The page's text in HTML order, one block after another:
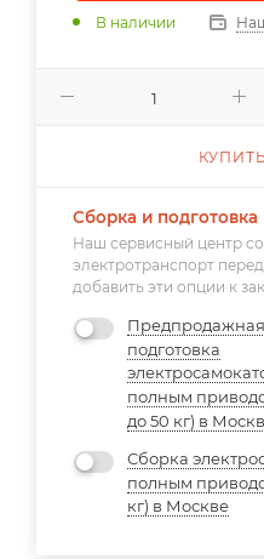
В наличии
Сборка и подготовка
Наш сервисный центр
электротранспорт
добавить эти опции к
Предпродажная
подготовка
полным
до 50 кг) в
Сборка
полным
кг) в Москве